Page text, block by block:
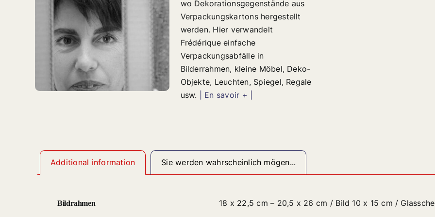
wo Dekorationsgegenstände aus
Verpackungskartons hergestellt
werden. Hier verwandelt
Frédérique einfache
Verpackungsabfälle in
Bilderrahmen, kleine Möbel, Deko-
Objekte, Leuchten, Spiegel, Regale
usw.
| En savoir + |
Additional information Sie werden wahrscheinlich mögen...
Bildrahmen 18 x 22,5 cm – 20,5 x 26 cm / Bild 10 x 15 cm /